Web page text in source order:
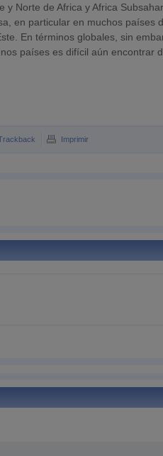
y Norte de Africa y Africa
en particular en muchos países
En términos globales, sin
países es difícil aún encontrar
Imprimir